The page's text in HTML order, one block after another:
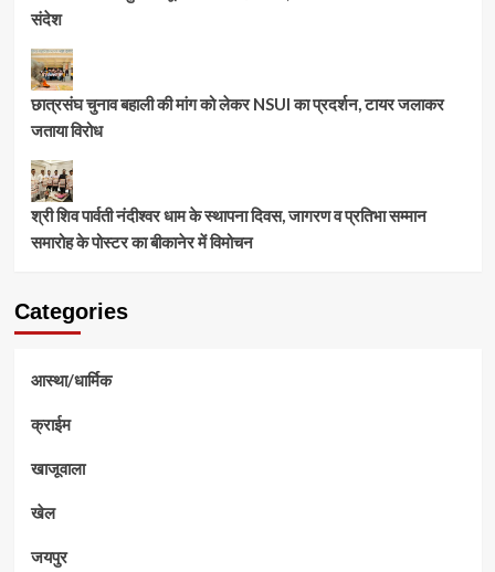
संदेश
छात्रसंघ चुनाव बहाली की मांग को लेकर NSUI का प्रदर्शन, टायर जलाकर
जताया विरोध
श्री शिव पार्वती नंदीश्वर धाम के स्थापना दिवस, जागरण व प्रतिभा सम्मान
समारोह के पोस्टर का बीकानेर में विमोचन
Categories
आस्था/धार्मिक
क्राईम
खाजूवाला
खेल
जयपुर